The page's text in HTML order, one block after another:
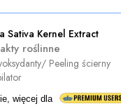
Sativa Kernel Extract
roślinne
/ Peeling ścierny
więcej dla